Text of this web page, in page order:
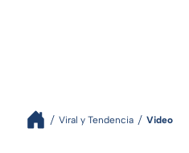
Viral y Tendencia Video